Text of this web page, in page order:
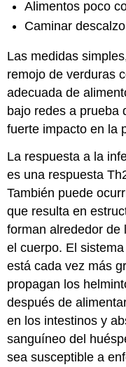
Alimentos poco
Caminar descalzo
Las medidas
remojo de verduras
adecuada de
bajo redes a prueba
fuerte impacto en la
La respuesta a la
es una respuesta
También puede
que resulta en
forman alrededor de
el cuerpo. El
está cada vez más
propagan los
después de
en los intestinos y
sanguíneo del
sea susceptible a